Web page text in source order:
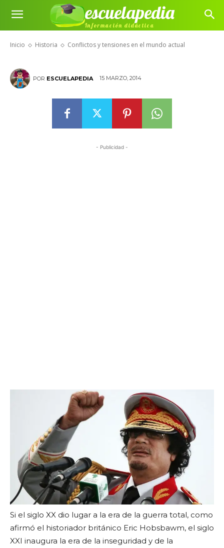
escuelapedia
Información didáctica
Inicio Historia Conflictos y tensiones en el mundo actual
Conflictos y tensiones en el
mundo actual
POR ESCUELAPEDIA 15 MARZO, 2014
- Publicidad -
Si el siglo XX dio lugar a la era de la guerra total, como
afirmó el historiador británico Eric Hobsbawm, el siglo
XXI inaugura la era de la inseguridad y de la